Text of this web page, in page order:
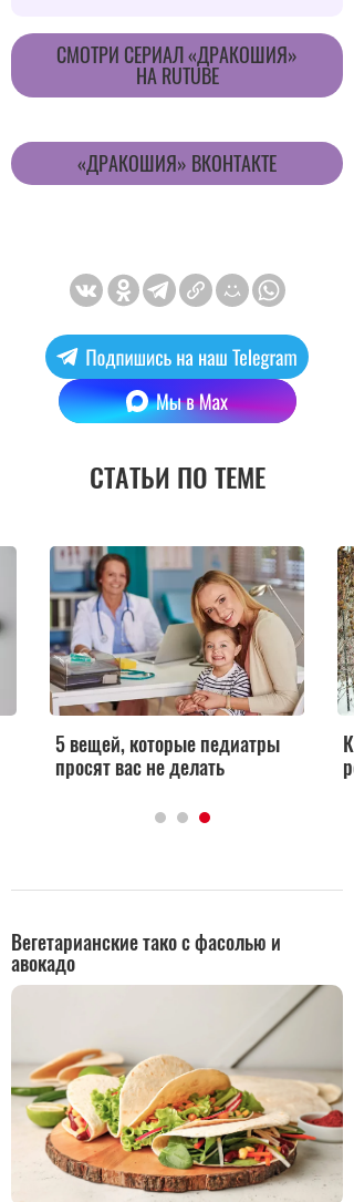
CМОТРИ СЕРИАЛ «ДРАКОШИЯ»
НА RUTUBE
«ДРАКОШИЯ» ВКОНТАКТЕ
СТАТЬИ ПО ТЕМЕ
5 вещей, которые педиатры
просят вас не делать